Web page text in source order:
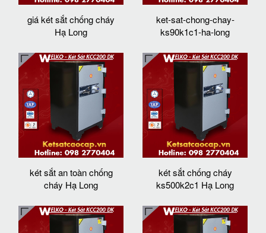
giá két sắt chống cháy
Hạ Long
ket-sat-chong-chay-
ks90k1c1-ha-long
két sắt an toàn chống
cháy Hạ Long
két sắt chống cháy
ks500k2c1 Hạ Long